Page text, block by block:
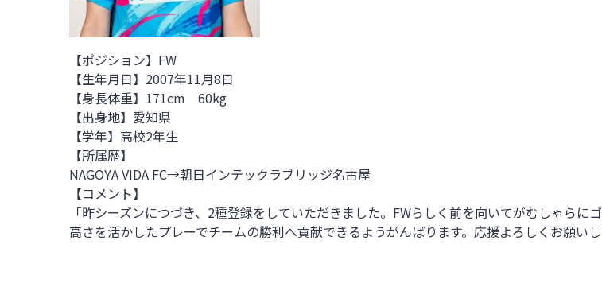
【ポジション】FW
【生年月日】2007年11月8日
【身長体重】171cm 60kg
【出身地】愛知県
【学年】高校2年生
【所属歴】
NAGOYA VIDA FC→朝日インテックラブリッジ名古屋
【コメント】
「昨シーズンにつづき、2種登録をしていただきました。FWらしく前を向いてがむしゃら
高さを活かしたプレーでチームの勝利へ貢献できるようがんばります。応援よろしくお願いし